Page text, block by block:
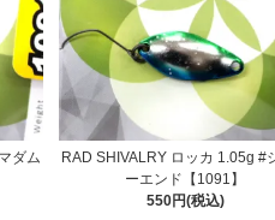
ダム
RAD SHIVALRY ロッカ 1.05g #
ーエンド【1091】
550円(税込)